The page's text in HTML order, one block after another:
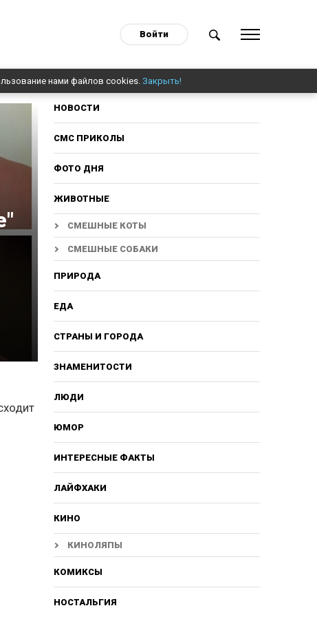
Войти
нами файлов cookies. Закрыть!
НОВОСТИ
СМС ПРИКОЛЫ
ФОТО ДНЯ
ЖИВОТНЫЕ
СМЕШНЫЕ КОТЫ
СМЕШНЫЕ СОБАКИ
ПРИРОДА
ЕДА
СТРАНЫ И ГОРОДА
ЗНАМЕНИТОСТИ
ЛЮДИ
ЮМОР
ИНТЕРЕСНЫЕ ФАКТЫ
ЛАЙФХАКИ
КИНО
КИНОЛЯПЫ
КОМИКСЫ
НОСТАЛЬГИЯ